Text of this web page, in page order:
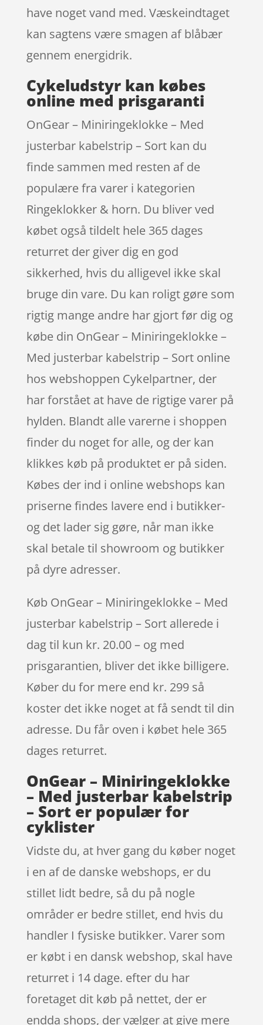
have noget vand med. Væskeindtaget
kan sagtens være smagen af blåbær
gennem energidrik.
Cykeludstyr kan købes
online med prisgaranti
OnGear – Miniringeklokke – Med
justerbar kabelstrip – Sort kan du
finde sammen med resten af de
populære fra varer i kategorien
Ringeklokker & horn. Du bliver ved
købet også tildelt hele 365 dages
returret der giver dig en god
sikkerhed, hvis du alligevel ikke skal
bruge din vare. Du kan roligt gøre som
rigtig mange andre har gjort før dig og
købe din OnGear – Miniringeklokke –
Med justerbar kabelstrip – Sort online
hos webshoppen Cykelpartner, der
har forstået at have de rigtige varer på
hylden. Blandt alle varerne i shoppen
finder du noget for alle, og der kan
klikkes køb på produktet er på siden.
Købes der ind i online webshops kan
priserne findes lavere end i butikker-
og det lader sig gøre, når man ikke
skal betale til showroom og butikker
på dyre adresser.
Køb OnGear – Miniringeklokke – Med
justerbar kabelstrip – Sort allerede i
dag til kun kr. 20.00 – og med
prisgarantien, bliver det ikke billigere.
Køber du for mere end kr. 299 så
koster det ikke noget at få sendt til din
adresse. Du får oven i købet hele 365
dages returret.
OnGear – Miniringeklokke
– Med justerbar kabelstrip
– Sort er populær for
cyklister
Vidste du, at hver gang du køber noget
i en af de danske webshops, er du
stillet lidt bedre, så du på nogle
områder er bedre stillet, end hvis du
handler I fysiske butikker. Varer som
er købt i en dansk webshop, skal have
returret i 14 dage. efter du har
foretaget dit køb på nettet, der er
endda shops, der vælger at give mere